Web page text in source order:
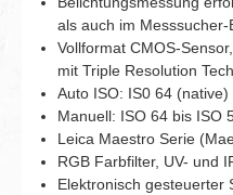
als auch im Messsucher-
Vollformat CMOS-
mit Triple Resolution
Auto ISO: IS0 64
Manuell: ISO 64 bis ISO
Leica Maestro Serie
RGB Farbfilter, UV- und
Elektronisch gesteuerter